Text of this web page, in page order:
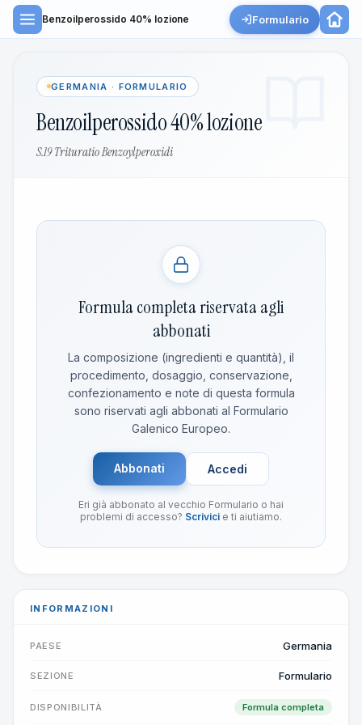
Benzoilperossido 40% lozione Formulario
GERMANIA · FORMULARIO
Benzoilperossido 40% lozione
S.19 Trituratio Benzoylperoxidi
Formula completa riservata agli
abbonati
La composizione (ingredienti e quantità), il
procedimento, dosaggio, conservazione,
confezionamento e note di questa formula
sono riservati agli abbonati al Formulario
Galenico Europeo.
Abbonati Accedi
Eri già abbonato al vecchio Formulario o hai
problemi di accesso? Scrivici e ti aiutiamo.
INFORMAZIONI
PAESE Germania
SEZIONE Formulario
DISPONIBILITÀ Formula completa